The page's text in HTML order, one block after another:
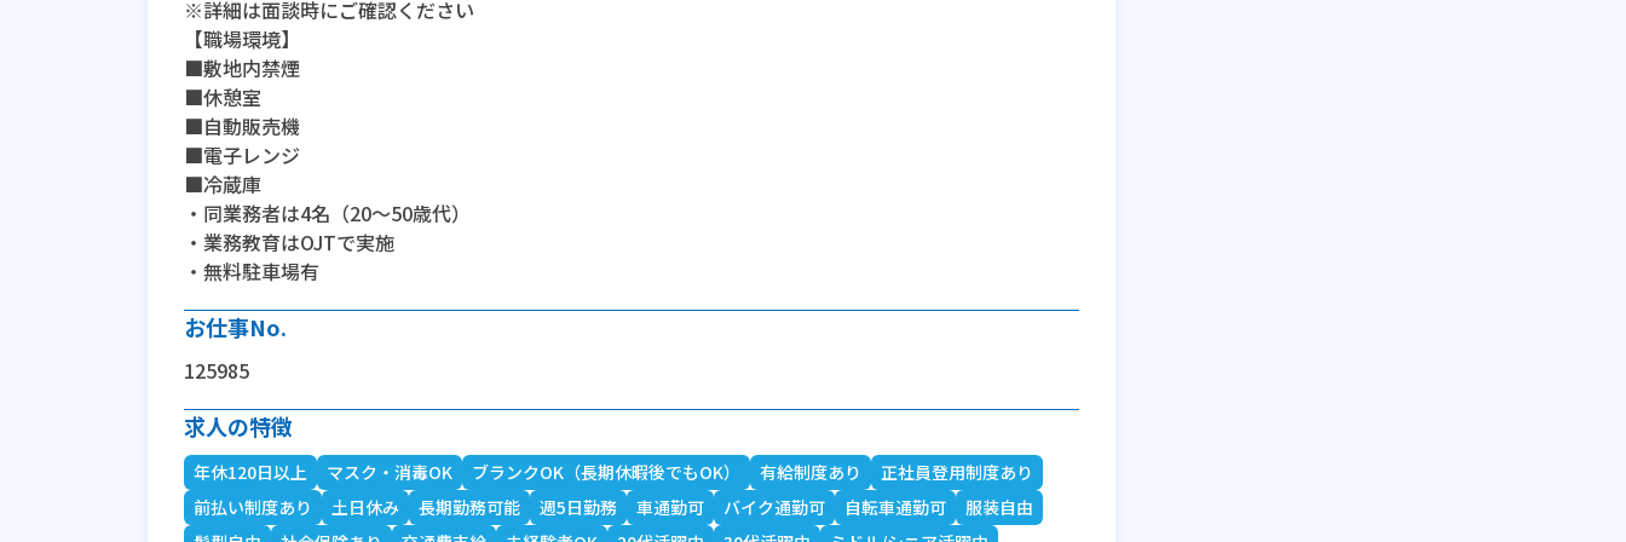
※詳細は面談時にご確認ください
【職場環境】
■敷地内禁煙
■休憩室
■自動販売機
■電子レンジ
■冷蔵庫
・同業務者は4名（20～50歳代）
・業務教育はOJTで実施
・無料駐車場有
お仕事No.
125985
求人の特徴
年休120日以上 マスク・消毒OK ブランクOK（長期休暇後でもOK） 有給制度あり
正社員登用制度あり
前払い制度あり
土日休み 長期勤務可能 週5日勤務 車通勤可 バイク通勤可 自転車通勤可
服装自由